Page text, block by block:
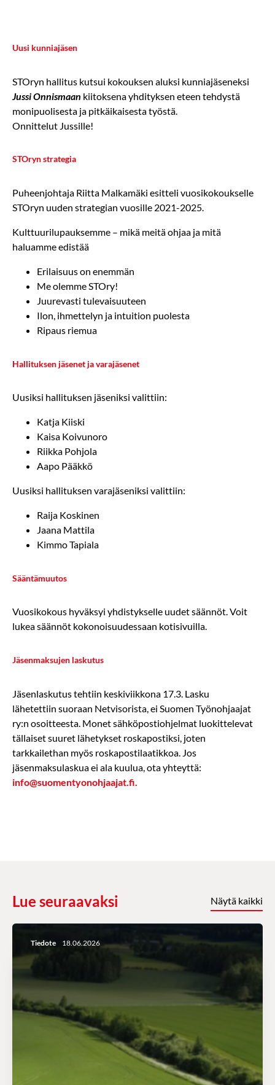
Uusi kunniajäsen
STOryn hallitus kutsui kokouksen aluksi kunniajäseneksi
Jussi Onnismaan kiitoksena yhdityksen eteen tehdystä
monipuolisesta ja pitkäikaisesta työstä.
Onnittelut Jussille!
STOryn strategia
Puheenjohtaja Riitta Malkamäki esitteli vuosikokoukselle
STOryn uuden strategian vuosille 2021-2025.
Kulttuurilupauksemme – mikä meitä ohjaa ja mitä
haluamme edistää
Erilaisuus on enemmän
Me olemme STOry!
Juurevasti tulevaisuuteen
Ilon, ihmettelyn ja intuition puolesta
Ripaus riemua
Hallituksen jäsenet ja varajäsenet
Uusiksi hallituksen jäseniksi valittiin:
Katja Kiiski
Kaisa Koivunoro
Riikka Pohjola
Aapo Pääkkö
Uusiksi hallituksen varajäseniksi valittiin:
Raija Koskinen
Jaana Mattila
Kimmo Tapiala
Sääntämuutos
Vuosikokous hyväksyi yhdistykselle uudet säännöt. Voit
lukea säännöt kokonoisuudessaan kotisivuilla.
Jäsenmaksujen laskutus
Jäsenlaskutus tehtiin keskiviikkona 17.3. Lasku
lähetettiin suoraan Netvisorista, ei Suomen Työnohjaajat
ry:n osoitteesta. Monet sähköpostiohjelmat luokittelevat
tällaiset suuret lähetykset roskapostiksi, joten
tarkkailethan myös roskapostilaatikkoa. Jos
jäsenmaksulaskua ei ala kuulua, ota yhteyttä:
info@suomentyonohjaajat.fi.
Lue seuraavaksi Näytä kaikki
Tiedote 18.06.2026